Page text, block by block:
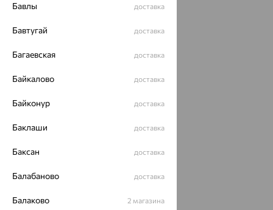
Бавлы доставка
Бавтугай доставка
Багаевская доставка
Байкалово доставка
Байконур доставка
Баклаши доставка
Баксан доставка
Балабаново доставка
Балаково 2 магазина